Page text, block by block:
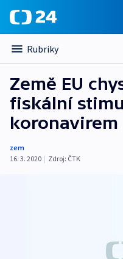
Rubriky
Země EU
fiskální
koronavirem
zem
16. 3. 2020 | Zdroj: ČTK